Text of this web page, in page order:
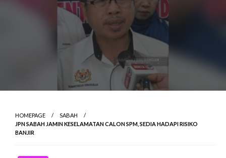
HOMEPAGE
SABAH
JPN SABAH JAMIN KESELAMATAN CALON SPM, SEDIA HADAPI RISIKO
BANJIR